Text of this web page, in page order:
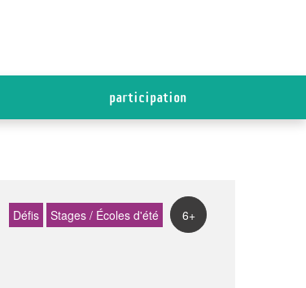
participation
Défis Stages / Écoles d'été 6+